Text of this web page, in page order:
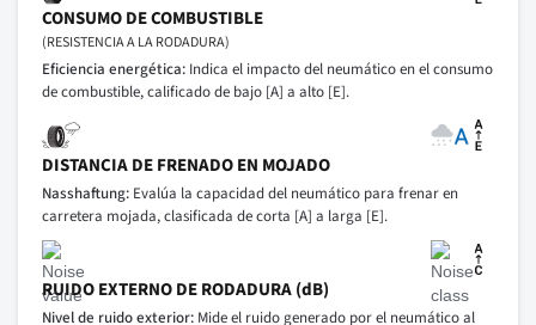
CONSUMO DE COMBUSTIBLE
(RESISTENCIA A LA RODADURA)
Eficiencia energética: Indica el impacto del neumático en el consumo
de combustible, calificado de bajo [A] a alto [E].
DISTANCIA DE FRENADO EN MOJADO
Nasshaftung: Evalúa la capacidad del neumático para frenar en
carretera mojada, clasificada de corta [A] a larga [E].
RUIDO EXTERNO DE RODADURA (dB)
Nivel de ruido exterior: Mide el ruido generado por el neumático al